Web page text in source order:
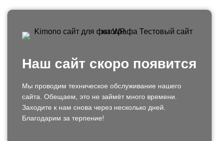
Наш сайт скоро появится
Мы проводим техническое обслуживание нашего
сайта. Обещаем, это не займёт много времени.
Заходите к нам снова через несколько дней.
Благодарим за терпение!